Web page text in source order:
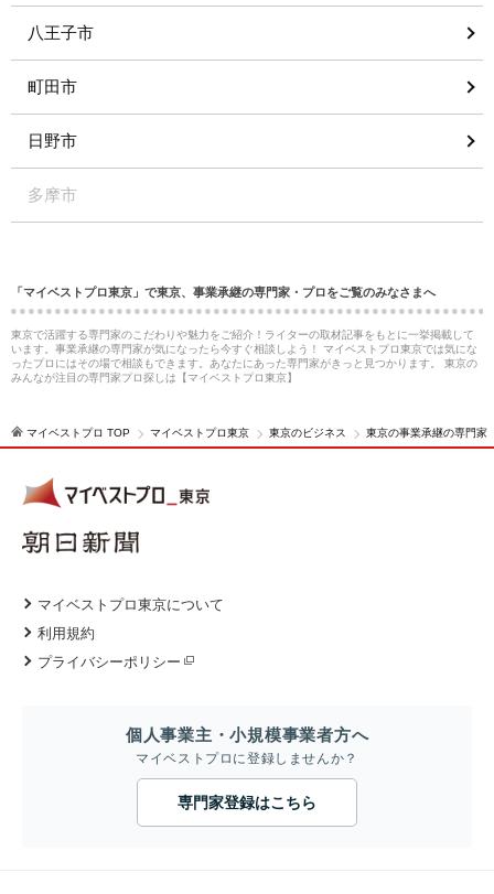
八王子市
町田市
日野市
多摩市
「マイベストプロ東京」で東京、事業承継の専門家・プロをご覧のみなさまへ
東京で活躍する専門家のこだわりや魅力をご紹介！ライターの取材記事をもとに一挙掲載して
います。事業承継の専門家が気になったら今すぐ相談しよう！ マイベストプロ東京では気にな
ったプロにはその場で相談もできます。あなたにあった専門家がきっと見つかります。 東京の
みんなが注目の専門家プロ探しは【マイベストプロ東京】
マイベストプロ TOP マイベストプロ東京 東京のビジネス 東京の事業承継の専門家
マイベストプロ東京について
利用規約
プライバシーポリシー
個人事業主・小規模事業者方へ
マイベストプロに登録しませんか？
専門家登録はこちら